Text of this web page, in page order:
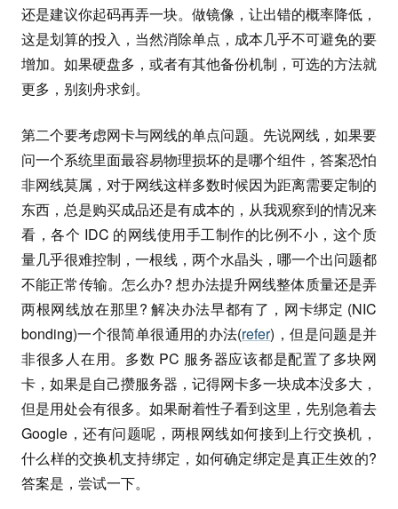
还是建议你起码再弄一块。做镜像，让出错的概率降低，
这是划算的投入，当然消除单点，成本几乎不可避免的要
增加。如果硬盘多，或者有其他备份机制，可选的方法就
更多，别刻舟求剑。
第二个要考虑网卡与网线的单点问题。先说网线，如果要
问一个系统里面最容易物理损坏的是哪个组件，答案恐怕
非网线莫属，对于网线这样多数时候因为距离需要定制的
东西，总是购买成品还是有成本的，从我观察到的情况来
看，各个 IDC 的网线使用手工制作的比例不小，这个质
量几乎很难控制，一根线，两个水晶头，哪一个出问题都
不能正常传输。怎么办? 想办法提升网线整体质量还是弄
两根网线放在那里? 解决办法早都有了，网卡绑定 (NIC
bonding)一个很简单很通用的办法(refer)，但是问题是并
非很多人在用。多数 PC 服务器应该都是配置了多块网
卡，如果是自己攒服务器，记得网卡多一块成本没多大，
但是用处会有很多。如果耐着性子看到这里，先别急着去
Google，还有问题呢，两根网线如何接到上行交换机，
什么样的交换机支持绑定，如何确定绑定是真正生效的?
答案是，尝试一下。